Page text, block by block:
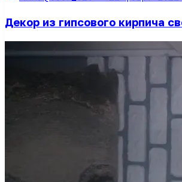
Декор из гипсового кирпича